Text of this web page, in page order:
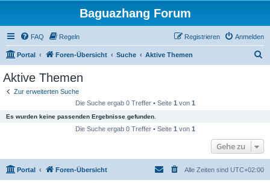
Baguazhang Forum
FAQ Regeln Anmelden
Registrieren
Portal Foren-Übersicht Suche Aktive Themen
Aktive Themen
Zur erweiterten Suche
Die Suche ergab 0 Treffer • Seite 1 von 1
Es wurden keine passenden Ergebnisse gefunden.
Die Suche ergab 0 Treffer • Seite 1 von 1
Gehe zu
Portal Foren-Übersicht Alle Zeiten sind UTC+02:00